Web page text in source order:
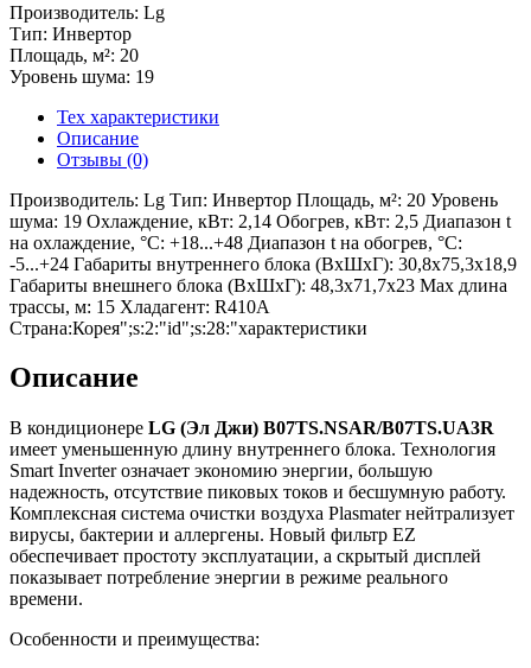
Производитель: Lg
Тип: Инвертор
Площадь, м²: 20
Уровень шума: 19
Тех характеристики
Описание
Отзывы (0)
Производитель: Lg Тип: Инвертор Площадь, м²: 20 Уровень
шума: 19 Охлаждение, кВт: 2,14 Обогрев, кВт: 2,5 Диапазон t
на охлаждение, °С: +18...+48 Диапазон t на обогрев, °С:
-5...+24 Габариты внутреннего блока (ВхШхГ): 30,8x75,3x18,9
Габариты внешнего блока (ВхШхГ): 48,3х71,7х23 Max длина
трассы, м: 15 Хладагент: R410A
Страна:Корея";s:2:"id";s:28:"характеристики
Описание
В кондиционере LG (Эл Джи) B07TS.NSAR/B07TS.UA3R
имеет уменьшенную длину внутреннего блока. Технология
Smart Inverter означает экономию энергии, большую
надежность, отсутствие пиковых токов и бесшумную работу.
Комплексная система очистки воздуха Plasmater нейтрализует
вирусы, бактерии и аллергены. Новый фильтр EZ
обеспечивает простоту эксплуатации, а скрытый дисплей
показывает потребление энергии в режиме реального
времени.
Особенности и преимущества: